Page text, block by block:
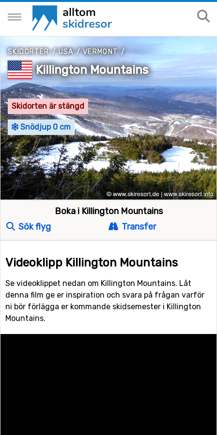
SKIDORTER/USA/VERMONT/
Killington Mountains
Skidorten är stängd
Snödjup 0 cm
Boka i Killington Mountains
Sök flyg
Transfer
Videoklipp Killington Mountains
Se videoklippet nedan om Killington Mountains. Låt
denna film ge er inspiration och svara på frågan varför
ni bör förlägga er kommande skidsemester i Killington
Mountains.